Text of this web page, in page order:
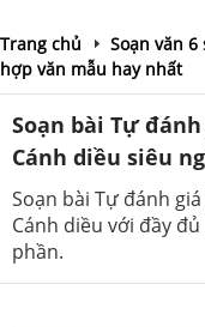
Trang chủ
Soạn văn
hợp văn mẫu hay nhất
Soạn bài Tự
Cánh diều siêu
Soạn bài Tự đánh
Cánh diều với đầy
phần.